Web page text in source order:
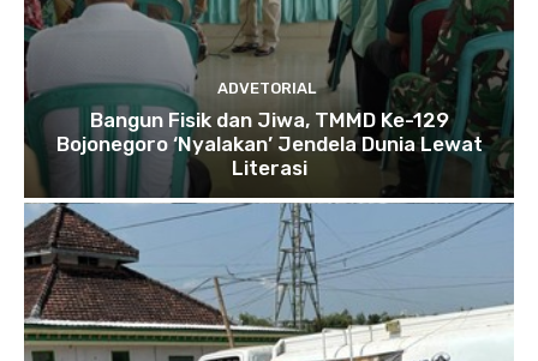
ADVETORIAL
Bangun Fisik dan Jiwa, TMMD Ke-129
Bojonegoro ‘Nyalakan’ Jendela Dunia Lewat
Literasi